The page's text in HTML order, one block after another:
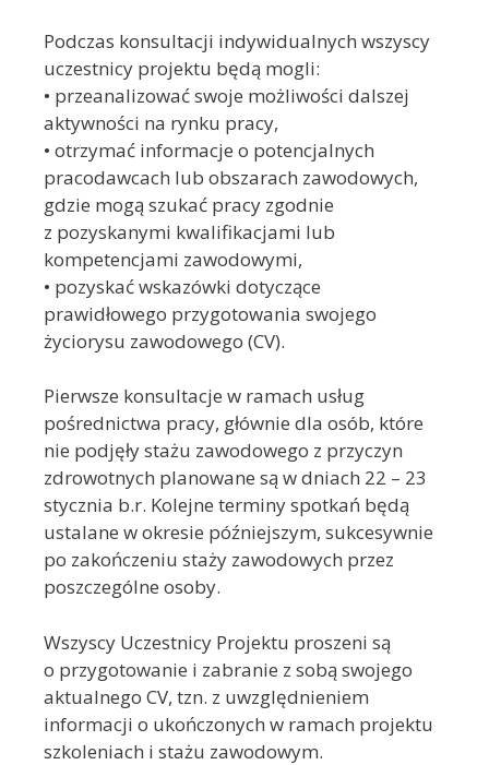
Podczas konsultacji indywidualnych wszyscy
uczestnicy projektu będą mogli:
• przeanalizować swoje możliwości dalszej
aktywności na rynku pracy,
• otrzymać informacje o potencjalnych
pracodawcach lub obszarach zawodowych,
gdzie mogą szukać pracy zgodnie
z pozyskanymi kwalifikacjami lub
kompetencjami zawodowymi,
• pozyskać wskazówki dotyczące
prawidłowego przygotowania swojego
życiorysu zawodowego (CV).
Pierwsze konsultacje w ramach usług
pośrednictwa pracy, głównie dla osób, które
nie podjęły stażu zawodowego z przyczyn
zdrowotnych planowane są w dniach 22 – 23
stycznia b.r. Kolejne terminy spotkań będą
ustalane w okresie późniejszym, sukcesywnie
po zakończeniu staży zawodowych przez
poszczególne osoby.
Wszyscy Uczestnicy Projektu proszeni są
o przygotowanie i zabranie z sobą swojego
aktualnego CV, tzn. z uwzględnieniem
informacji o ukończonych w ramach projektu
szkoleniach i stażu zawodowym.